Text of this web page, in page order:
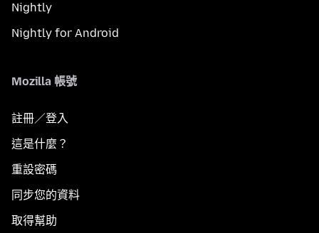
Nightly
Nightly for Android
Mozilla 帳號
註冊／登入
這是什麼？
重設密碼
同步您的資料
取得幫助